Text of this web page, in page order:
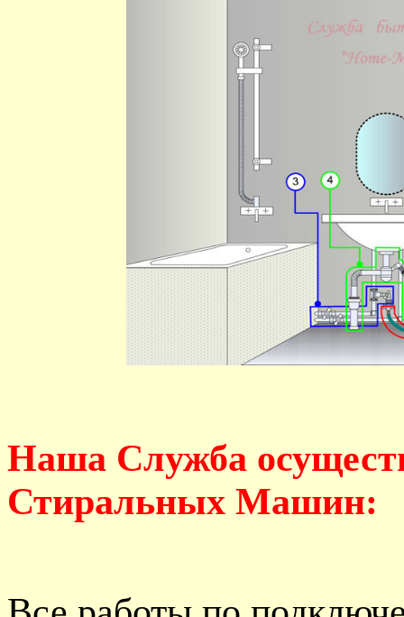
Наша Служба
Стиральных Машин: